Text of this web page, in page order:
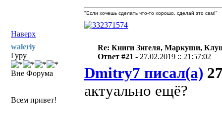
Наверх
"Если хочешь сделать что-то хорошо, сделай это сам!"
waleriy
Гуру
Вне Форума
Всем привет!
Re: Книги Зигеля, Маркуши,
Ответ #21 - 27.02.2019 :: 21:57:02
Dmitry7 писал(а)
актуально ещё?